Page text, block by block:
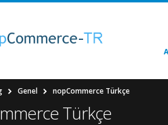
Genel nopCommerce Türkçe
Türkçe